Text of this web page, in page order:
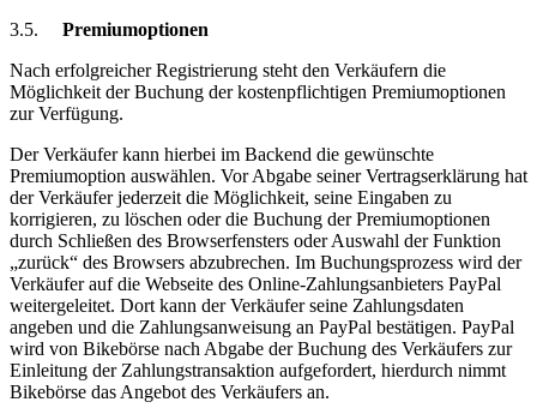
3.5.
Premiumoptionen
Nach erfolgreicher Registrierung steht den Verkäufern die
Möglichkeit der Buchung der kostenpflichtigen Premiumoptionen
zur Verfügung.
Der Verkäufer kann hierbei im Backend die gewünschte
Premiumoption auswählen. Vor Abgabe seiner Vertragserklärung hat
der Verkäufer jederzeit die Möglichkeit, seine Eingaben zu
korrigieren, zu löschen oder die Buchung der Premiumoptionen
durch Schließen des Browserfensters oder Auswahl der Funktion
„zurück“ des Browsers abzubrechen. Im Buchungsprozess wird der
Verkäufer auf die Webseite des Online-Zahlungsanbieters PayPal
weitergeleitet. Dort kann der Verkäufer seine Zahlungsdaten
angeben und die Zahlungsanweisung an PayPal bestätigen. PayPal
wird von Bikebörse nach Abgabe der Buchung des Verkäufers zur
Einleitung der Zahlungstransaktion aufgefordert, hierdurch nimmt
Bikebörse das Angebot des Verkäufers an.